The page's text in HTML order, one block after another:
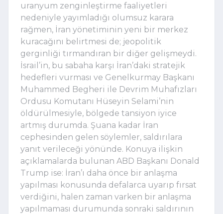
uranyum zenginleştirme faaliyetleri
nedeniyle yayımladığı olumsuz karara
rağmen, İran yönetiminin yeni bir merkez
kuracağını belirtmesi de; jeopolitik
gerginliği tırmandıran bir diğer gelişmeydi.
İsrail’in, bu sabaha karşı İran’daki stratejik
hedefleri vurması ve Genelkurmay Başkanı
Muhammed Begheri ile Devrim Muhafızları
Ordusu Komutanı Hüseyin Selami’nin
öldürülmesiyle, bölgede tansiyon iyice
artmış durumda. Şuana kadar İran
cephesinden gelen söylemler, saldırılara
yanıt verileceği yönünde. Konuya ilişkin
açıklamalarda bulunan ABD Başkanı Donald
Trump ise: İran’ı daha önce bir anlaşma
yapılması konusunda defalarca uyarıp fırsat
verdiğini, halen zaman varken bir anlaşma
yapılmaması durumunda sonraki saldırının